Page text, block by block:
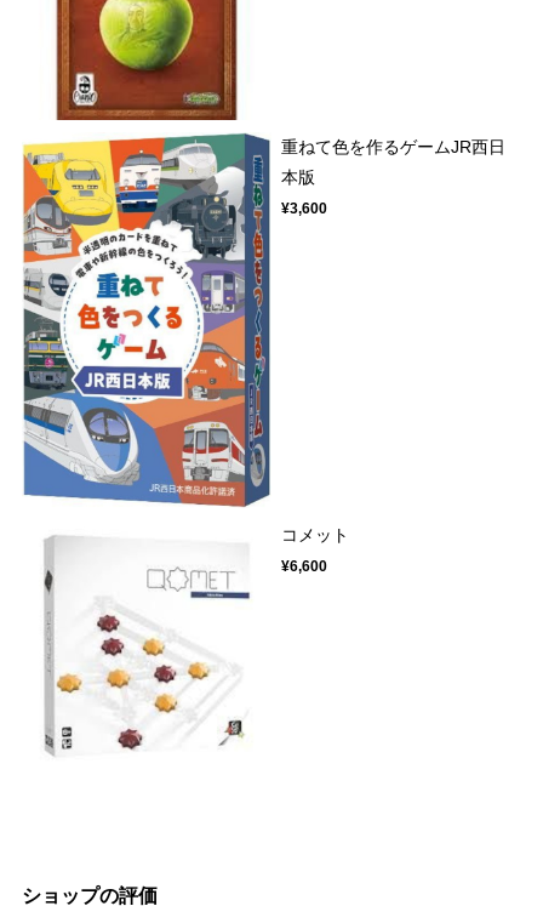
重ねて色を作るゲームJR西日
本版
¥3,600
コメット
¥6,600
ショップの評価